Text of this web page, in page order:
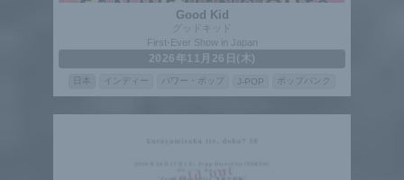
Good Kid
グッドキッド
First-Ever Show in Japan
2026年11月26日(木)
インディー パワー・ポップ J-POP ポップパンク